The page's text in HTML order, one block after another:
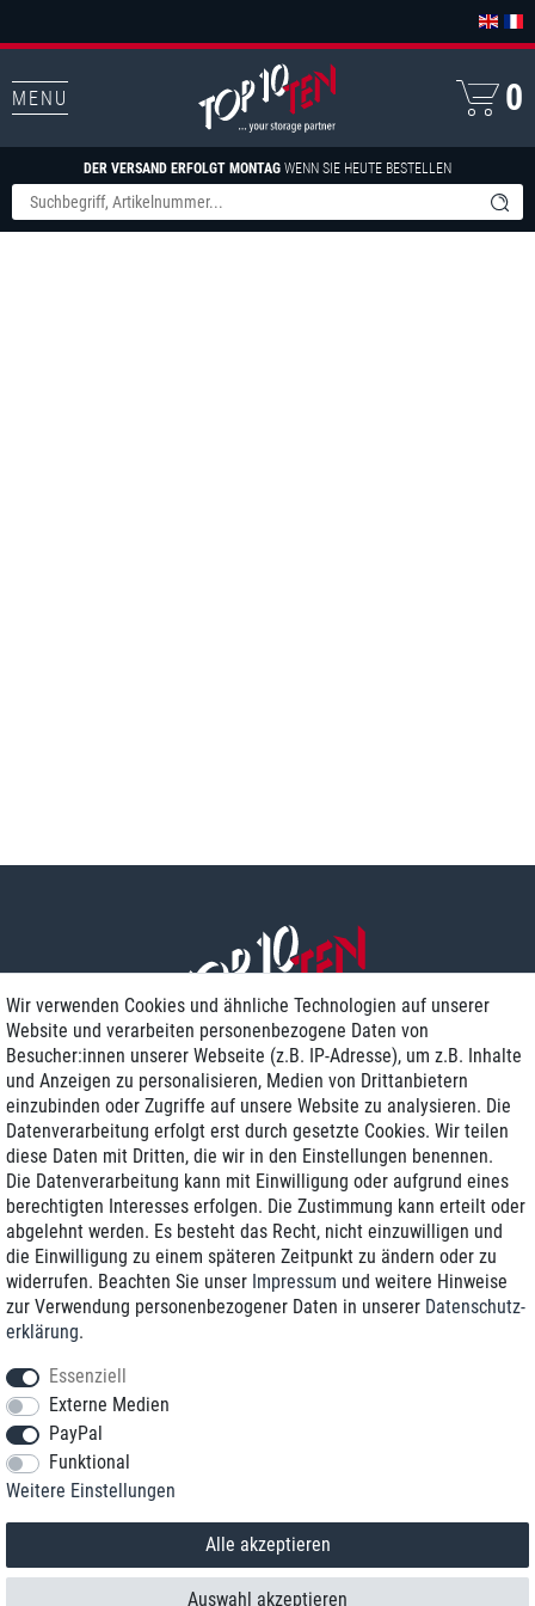
MENU
DER VERSAND ERFOLGT MONTAG WENN SIE HEUTE BESTELLEN
0
Zustellung am nächsten Werktag
Günstiger Versand
Generalüberholt mit Garantie
+49 8989 96160*
*Sie erreichen uns zum Ortstarif von Montag bis Freitag von 9 Uhr - 18 Uhr.
© 2018 TOP TEN Computervertrieb GmbH
Wir verwenden Cookies und ähnliche Technologien auf unserer
Website und verarbeiten personenbezogene Daten von
Besucher:innen unserer Webseite (z.B. IP-Adresse), um z.B. Inhalte
und Anzeigen zu personalisieren, Medien von Drittanbietern
einzubinden oder Zugriffe auf unsere Website zu analysieren. Die
Datenverarbeitung erfolgt erst durch gesetzte Cookies. Wir teilen
diese Daten mit Dritten, die wir in den Einstellungen benennen.
Die Datenverarbeitung kann mit Einwilligung oder aufgrund eines
berechtigten Interesses erfolgen. Die Zustimmung kann erteilt oder
abgelehnt werden. Es besteht das Recht, nicht einzuwilligen und
die Einwilligung zu einem späteren Zeitpunkt zu ändern oder zu
widerrufen. Beachten Sie unser Impressum und weitere Hinweise
zur Verwendung personenbezogener Daten in unserer Daten­schutz­
erklärung.
Essenziell
Externe Medien
PayPal
Funktional
Weitere Einstellungen
Alle akzeptieren
Auswahl akzeptieren